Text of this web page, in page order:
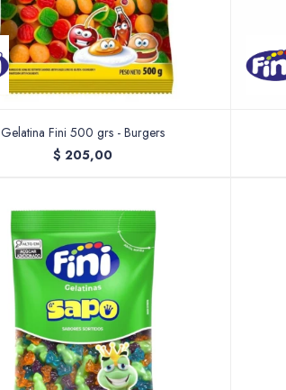
Gelatina Fini 500 grs - Burgers
$ 205,00